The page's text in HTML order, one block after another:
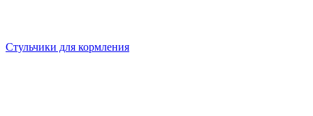
Стульчики для кормления